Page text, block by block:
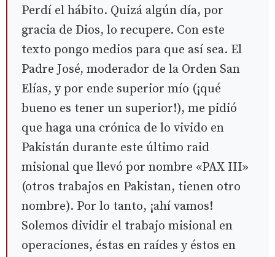
Perdí el hábito. Quizá algún día, por
gracia de Dios, lo recupere. Con este
texto pongo medios para que así sea. El
Padre José, moderador de la Orden San
Elías, y por ende superior mío (¡qué
bueno es tener un superior!), me pidió
que haga una crónica de lo vivido en
Pakistán durante este último raid
misional que llevó por nombre «PAX III»
(otros trabajos en Pakistan, tienen otro
nombre). Por lo tanto, ¡ahí vamos!
Solemos dividir el trabajo misional en
operaciones, éstas en raídes y éstos en